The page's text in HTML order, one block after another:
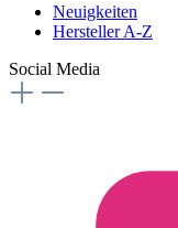
Neuigkeiten
Hersteller A-Z
Social Media